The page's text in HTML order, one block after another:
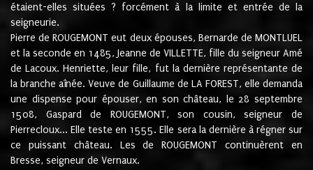
étaient-elles situées ? forcément à la limite et entrée de la
seigneurie.
Pierre de ROUGEMONT eut deux épouses, Bernarde de MONTLUEL
et la seconde en 1485, Jeanne de VILLETTE, fille du seigneur Amé
de Lacoux. Henriette, leur fille, fut la dernière représentante de
la branche aînée. Veuve de Guillaume de LA FOREST, elle demanda
une dispense pour épouser, en son château, le 28 septembre
1508, Gaspard de ROUGEMONT, son cousin, seigneur de
Pierrecloux... Elle teste en 1555. Elle sera la dernière à régner sur
ce puissant château. Les de ROUGEMONT continuèrent en
Bresse, seigneur de Vernaux.